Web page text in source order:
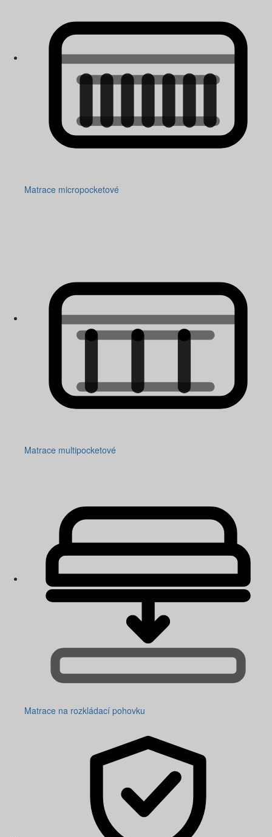
Matrace micropocketové
Matrace multipocketové
Matrace na rozkládací pohovku